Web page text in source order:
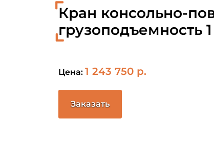
Кран консольно-
грузоподъемность
Цена: 1 243 750 р.
Заказать